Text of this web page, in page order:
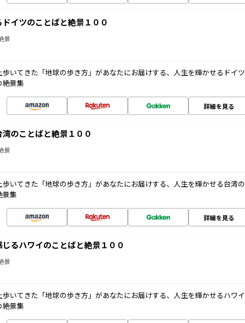
イツのことばと絶景１００
景
いてきた「地球の歩き方」があなたにお届けする、人生を輝かせるドイツ
絶景集
詳細を見る
のことばと絶景１００
景
いてきた「地球の歩き方」があなたにお届けする、人生を輝かせる台湾の
景集
詳細を見る
るハワイのことばと絶景１００
景
いてきた「地球の歩き方」があなたにお届けする、人生を輝かせるハワイ
絶景集